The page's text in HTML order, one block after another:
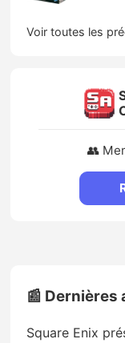
Voir toutes les
👥
📰 Dernières
Square Enix